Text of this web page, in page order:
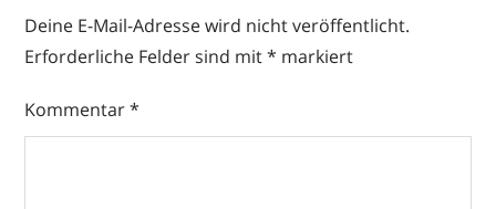
Deine E-Mail-Adresse wird nicht veröffentlicht.
Erforderliche Felder sind mit* markiert
Kommentar*